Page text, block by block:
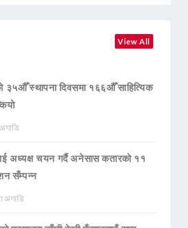
View All
३५औँ स्थापना दिवसमा १६६औँ साहित्यिक
अध्यक्ष चयन गर्दै अनेसास कतारको ११
सँम्पन्न
अगाडि